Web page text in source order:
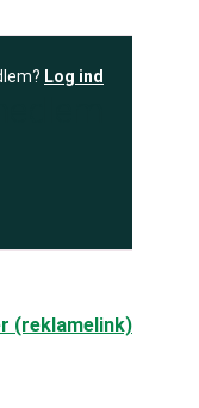
Log ind
(reklamelink)